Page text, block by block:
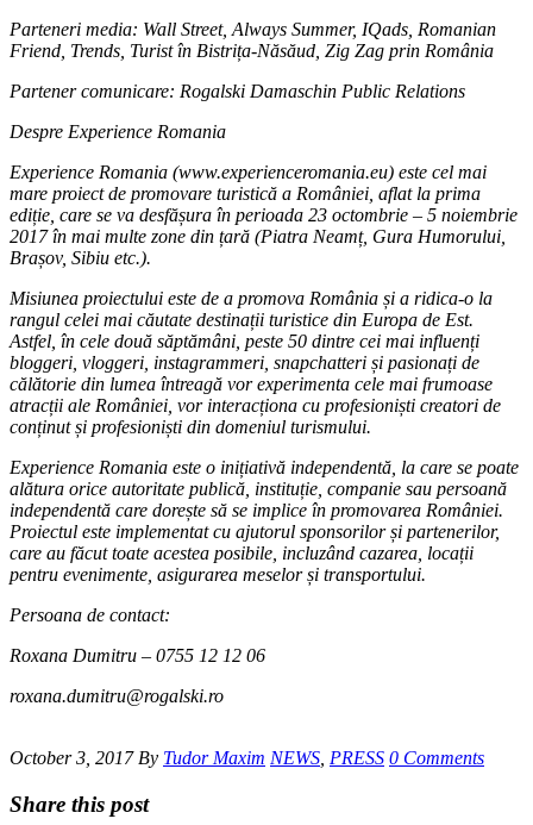
Parteneri media: Wall Street, Always Summer, IQads, Romanian
Friend, Trends, Turist în Bistrița-Năsăud, Zig Zag prin România
Partener comunicare: Rogalski Damaschin Public Relations
Despre Experience Romania
Experience Romania (www.experienceromania.eu) este cel mai
mare proiect de promovare turistică a României, aflat la prima
ediție, care se va desfășura în perioada 23 octombrie – 5 noiembrie
2017 în mai multe zone din țară (Piatra Neamț, Gura Humorului,
Brașov, Sibiu etc.).
Misiunea proiectului este de a promova România și a ridica-o la
rangul celei mai căutate destinații turistice din Europa de Est.
Astfel, în cele două săptămâni, peste 50 dintre cei mai influenți
bloggeri, vloggeri, instagrammeri, snapchatteri și pasionați de
călătorie din lumea întreagă vor experimenta cele mai frumoase
atracții ale României, vor interacționa cu profesioniști creatori de
conținut și profesioniști din domeniul turismului.
Experience Romania este o inițiativă independentă, la care se poate
alătura orice autoritate publică, instituție, companie sau persoană
independentă care dorește să se implice în promovarea României.
Proiectul este implementat cu ajutorul sponsorilor și partenerilor,
care au făcut toate acestea posibile, incluzând cazarea, locații
pentru evenimente, asigurarea meselor și transportului.
Persoana de contact:
Roxana Dumitru – 0755 12 12 06
roxana.dumitru@rogalski.ro
October 3, 2017 By Tudor Maxim NEWS PRESS 0 Comments
Share this post